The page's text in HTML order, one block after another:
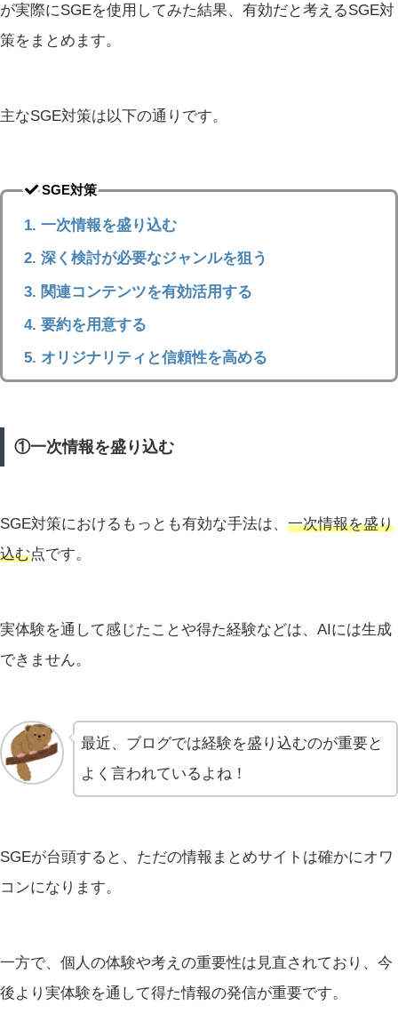
が実際にSGEを使用してみた結果、有効だと考えるSGE対
策をまとめます。
主なSGE対策は以下の通りです。
SGE対策
一次情報を盛り込む
深く検討が必要なジャンルを狙う
関連コンテンツを有効活用する
要約を用意する
オリジナリティと信頼性を高める
①一次情報を盛り込む
SGE対策におけるもっとも有効な手法は、 一次情報を盛り
込む点です。
実体験を通して感じたことや得た経験などは、AIには生成
できません。
最近、ブログでは経験を盛り込むのが重要と
よく言われているよね！
SGEが台頭すると、ただの情報まとめサイトは確かにオワ
コンになります。
一方で、個人の体験や考えの重要性は見直されており、今
後より実体験を通して得た情報の発信が重要です。